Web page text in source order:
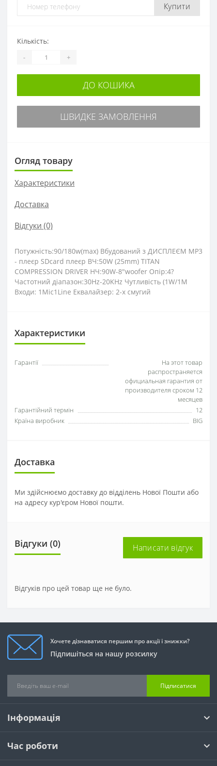
Купити
Кількість:
- +
ДО КОШИКА
ШВИДКЕ ЗАМОВЛЕННЯ
Огляд товару
Характеристики
Доставка
Відгуки (0)
Потужність:90/180w(max) Вбудований з ДИСПЛЕЄМ MP3
- плеєр SDcard плеєр ВЧ:50W (25mm) TITAN
COMPRESSION DRIVER НЧ:90W-8"woofer Опір:4?
Частотний діапазон:30Hz-20KHz Чутливість (1W/1M
Входи: 1Mic1Line Еквалайзер: 2-х смугий
Характеристики
Гарантії
На этот товар
распространяется
официальная гарантия от
производителя сроком 12
месяцев
Гарантійний термін
12
Країна виробник
BIG
Доставка
Ми здійснюємо доставку до відділень Нової Пошти або
на адресу кур'єром Нової пошти.
Відгуки (0) Написати відгук
Відгуків про цей товар ще не було.
Хочете дізнаватися першим про акції і знижки?
Підпишіться на нашу розсилку
Підписатися
Інформація
Час роботи